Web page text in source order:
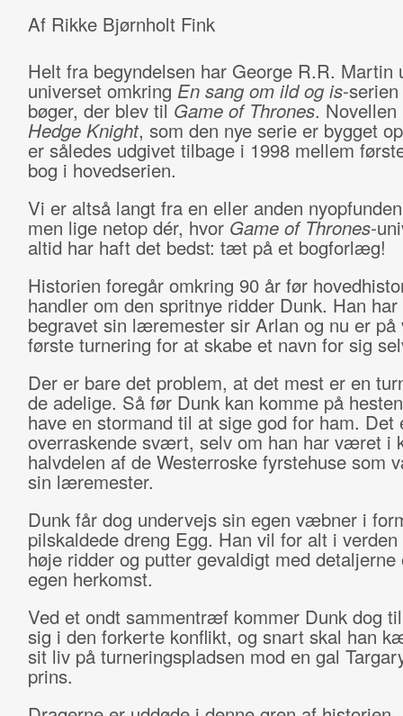
Af Rikke Bjørnholt Fink
Helt fra begyndelsen har George R.R. Martin
universet omkring En sang om ild og is-
bøger, der blev til Game of Thrones. Novellen
Hedge Knight, som den nye serie er bygget
er således udgivet tilbage i 1998 mellem
bog i hovedserien.
Vi er altså langt fra en eller anden
men lige netop dér, hvor Game of Thrones-
altid har haft det bedst: tæt på et bogforlæg!
Historien foregår omkring 90 år før
handler om den spritnye ridder Dunk. Han har
begravet sin læremester sir Arlan og nu er på
første turnering for at skabe et navn for sig
Der er bare det problem, at det mest er en
de adelige. Så før Dunk kan komme på
have en stormand til at sige god for ham. Det
overraskende svært, selv om han har været i
halvdelen af de Westerroske fyrstehuse som
sin læremester.
Dunk får dog undervejs sin egen væbner i
pilskaldede dreng Egg. Han vil for alt i
høje ridder og putter gevaldigt med detaljerne
egen herkomst.
Ved et ondt sammentræf kommer Dunk dog
sig i den forkerte konflikt, og snart skal han
sit liv på turneringspladsen mod en gal
prins.